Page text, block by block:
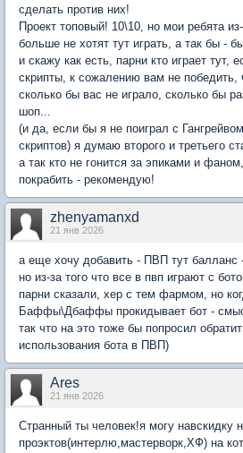
сделать против них!
Проект топовый! 10\10, но мои ребята
больше не хотят тут играть, а так бы -
и скажу как есть, парни кто играет тут,
скрипты, к сожалению вам не
сколько бы вас не играло, сколько бы
шоп...
(и да, если бы я не поиграл с
скриптов) я думаю второго и третьего
а так кто не гонится за эпиками и
покрабить - рекомендую!
zhenyamanxd
21 янв 2026
а еще хочу добавить - ПВП тут балланс
но из-за того что все в пвп играют с
парни сказали, хер с тем фармом, но
Баффы\Дбаффы прокидывает бот -
так что на это тоже бы попросил
использования бота в ПВП)
Ares
21 янв 2026
Странный ты человек!я могу навскидку
проэктов(интерлю,мастерворк,ХФ) на